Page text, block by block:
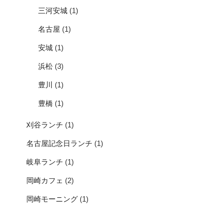
三河安城 (1)
名古屋 (1)
安城 (1)
浜松 (3)
豊川 (1)
豊橋 (1)
刈谷ランチ (1)
名古屋記念日ランチ (1)
岐阜ランチ (1)
岡崎カフェ (2)
岡崎モーニング (1)